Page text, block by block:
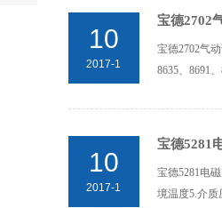
10
2017-1
宝德2702
宝德2702气
8635、8691
10
2017-1
宝德5281
宝德5281电
境温度5.介质